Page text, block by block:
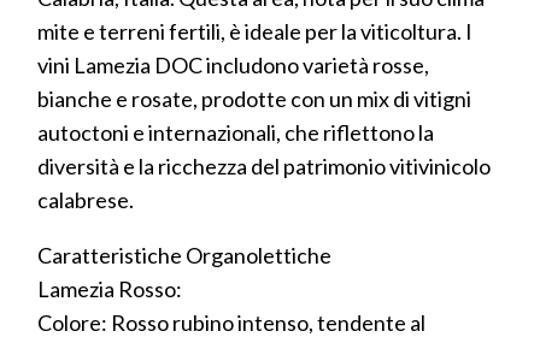
mite e terreni fertili, è ideale per la viticoltura. I
vini Lamezia DOC includono varietà rosse,
bianche e rosate, prodotte con un mix di vitigni
autoctoni e internazionali, che riflettono la
diversità e la ricchezza del patrimonio vitivinicolo
calabrese.
Caratteristiche Organolettiche
Lamezia Rosso:
Colore: Rosso rubino intenso, tendente al